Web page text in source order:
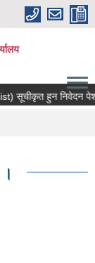
हुन निवेदन पेश